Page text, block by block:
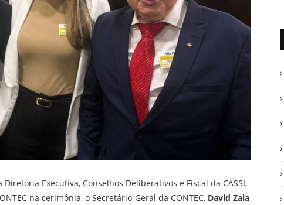
Executiva, Conselhos Deliberativos e Fiscal da CASSI,
na cerimônia, o Secretário-Geral da CONTEC, David Zaia